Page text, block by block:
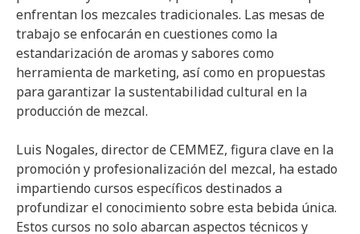
enfrentan los mezcales tradicionales. Las mesas de
trabajo se enfocarán en cuestiones como la
estandarización de aromas y sabores como
herramienta de marketing, así como en propuestas
para garantizar la sustentabilidad cultural en la
producción de mezcal.
Luis Nogales, director de CEMMEZ, figura clave en la
promoción y profesionalización del mezcal, ha estado
impartiendo cursos específicos destinados a
profundizar el conocimiento sobre esta bebida única.
Estos cursos no solo abarcan aspectos técnicos y